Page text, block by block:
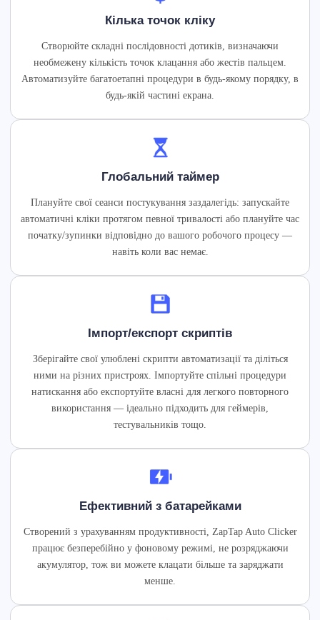
Кілька точок кліку
Створюйте складні послідовності дотиків, визначаючи
необмежену кількість точок клацання або жестів пальцем.
Автоматизуйте багатоетапні процедури в будь-якому порядку, в
будь-якій частині екрана.
Глобальний таймер
Плануйте свої сеанси постукування заздалегідь: запускайте
автоматичні кліки протягом певної тривалості або плануйте час
початку/зупинки відповідно до вашого робочого процесу —
навіть коли вас немає.
Імпорт/експорт скриптів
Зберігайте свої улюблені скрипти автоматизації та діліться
ними на різних пристроях. Імпортуйте спільні процедури
натискання або експортуйте власні для легкого повторного
використання — ідеально підходить для геймерів,
тестувальників тощо.
Ефективний з батарейками
Створений з урахуванням продуктивності, ZapTap Auto Clicker
працює безперебійно у фоновому режимі, не розряджаючи
акумулятор, тож ви можете клацати більше та заряджати
менше.